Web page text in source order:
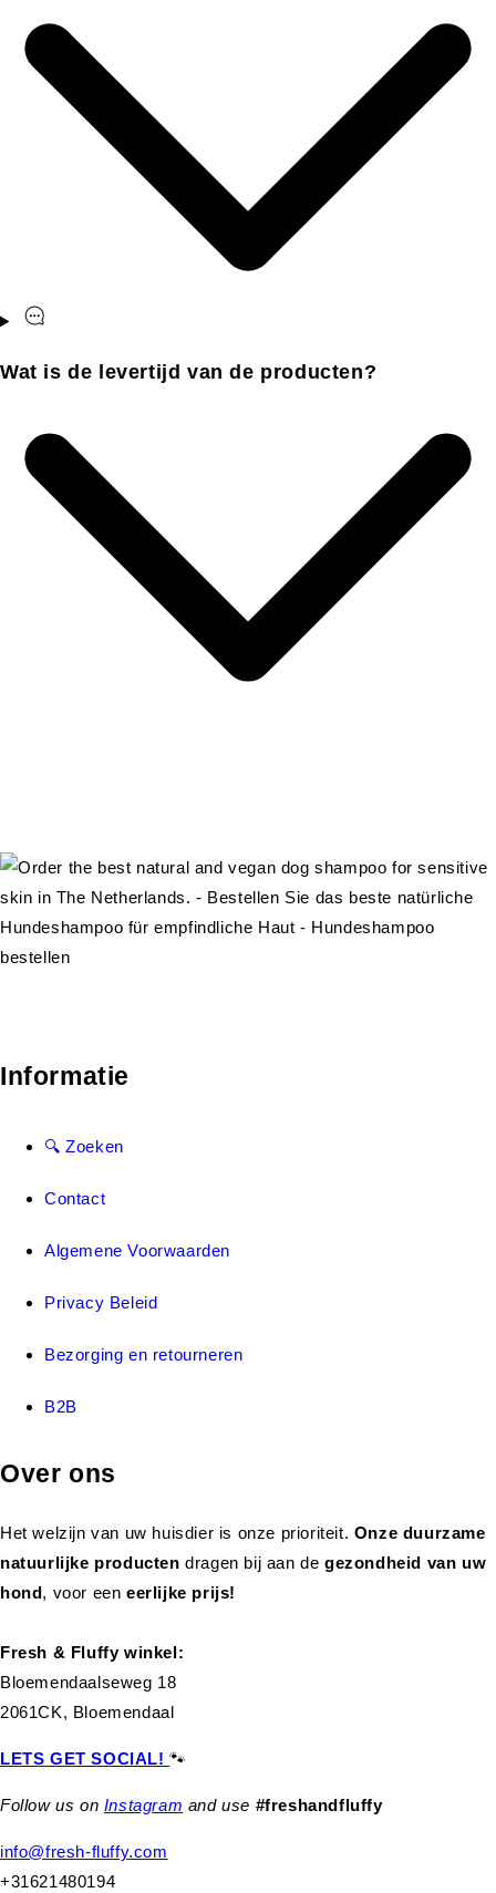
Wat is de levertijd van de producten?
Informatie
🔍 Zoeken
Contact
Algemene Voorwaarden
Privacy Beleid
Bezorging en retourneren
B2B
Over ons
Het welzijn van uw huisdier is onze prioriteit. Onze duurzame
natuurlijke productendragen bij aan de gezondheid van uw
hond, voor eeneerlijke prijs!
Fresh & Fluffy winkel:
Bloemendaalseweg 18
2061CK, Bloemendaal
LETS GET SOCIAL!🐾
Follow us on Instagram and use #freshandfluffy
info@fresh-fluffy.com
+31621480194